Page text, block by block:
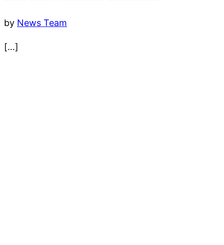
by News Team
[…]